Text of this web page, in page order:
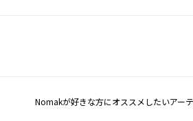
Nomakが好きな方にオススメしたいアー